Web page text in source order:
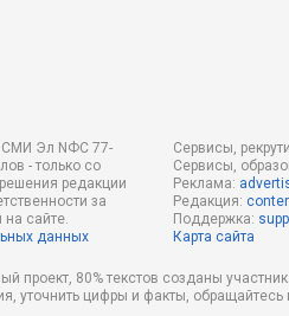
СМИ Эл NФС 77-
- только со
редакции
за
сайте.
данных
Сервисы,
Сервисы,
Реклама:
Редакция:
Поддержка:
Карта сайта
проект, 80% текстов созданы
уточнить цифры и факты,